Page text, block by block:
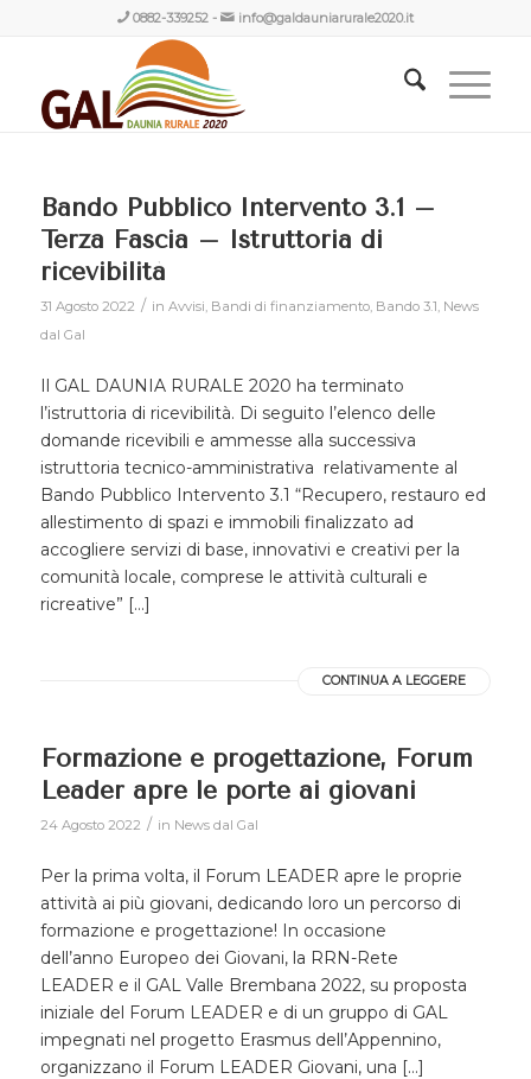
0882-339252- info@galdauniarurale2020.it
Bando Pubblico Intervento 3.1 –
Terza Fascia – Istruttoria di
ricevibilità
31 Agosto 2022 / in Avvisi, Bandi di finanziamento, Bando 3.1, News
dal Gal
Il GAL DAUNIA RURALE 2020 ha terminato
l’istruttoria di ricevibilità. Di seguito l’elenco delle
domande ricevibili e ammesse alla successiva
istruttoria tecnico-amministrativa relativamente al
Bando Pubblico Intervento 3.1 “Recupero, restauro ed
allestimento di spazi e immobili finalizzato ad
accogliere servizi di base, innovativi e creativi per la
comunità locale, comprese le attività culturali e
ricreative” […]
CONTINUA A LEGGERE
Formazione e progettazione, Forum
Leader apre le porte ai giovani
24 Agosto 2022 / in News dal Gal
Per la prima volta, il Forum LEADER apre le proprie
attività ai più giovani, dedicando loro un percorso di
formazione e progettazione! In occasione
dell’anno Europeo dei Giovani, la RRN-Rete
LEADER e il GAL Valle Brembana 2022, su proposta
iniziale del Forum LEADER e di un gruppo di GAL
impegnati nel progetto Erasmus dell’Appennino,
organizzano il Forum LEADER Giovani, una […]